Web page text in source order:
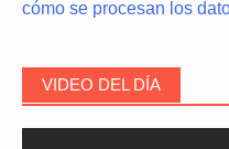
cómo se procesan los
VIDEO DEL DÍA